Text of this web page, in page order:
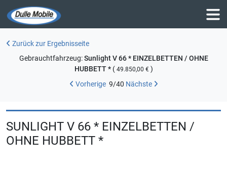
Zurück zur Ergebnisseite
Gebrauchtfahrzeug:Sunlight V 66 * EINZELBETTEN / OHNE
HUBBETT *( 49.850,00 € )
Vorherige 9/40 Nächste
SUNLIGHT V 66 * EINZELBETTEN /
OHNE HUBBETT *